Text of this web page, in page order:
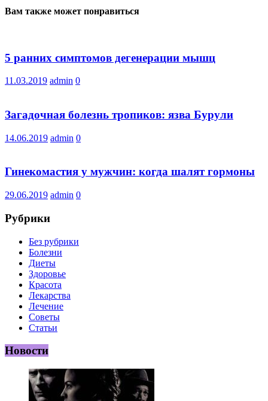
Вам также может понравиться
5 ранних симптомов дегенерации мышц
11.03.2019 admin 0
Загадочная болезнь тропиков: язва Бурули
14.06.2019 admin 0
Гинекомастия у мужчин: когда шалят гормоны
29.06.2019 admin 0
Рубрики
Без рубрики
Болезни
Диеты
Здоровье
Красота
Лекарства
Лечение
Советы
Статьи
Новости